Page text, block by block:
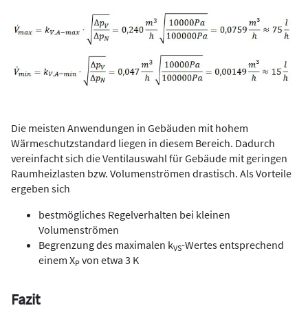
Die meisten Anwendungen in Gebäuden mit hohem
Wärmeschutzstandard liegen in diesem Bereich. Dadurch
vereinfacht sich die Ventilauswahl für Gebäude mit geringen
Raumheizlasten bzw. Volumenströmen drastisch. Als Vorteile
ergeben sich
bestmögliches Regelverhalten bei kleinen
Volumenströmen
Begrenzung des maximalen kVS-Wertes entsprechend
einem XP von etwa 3 K
Fazit